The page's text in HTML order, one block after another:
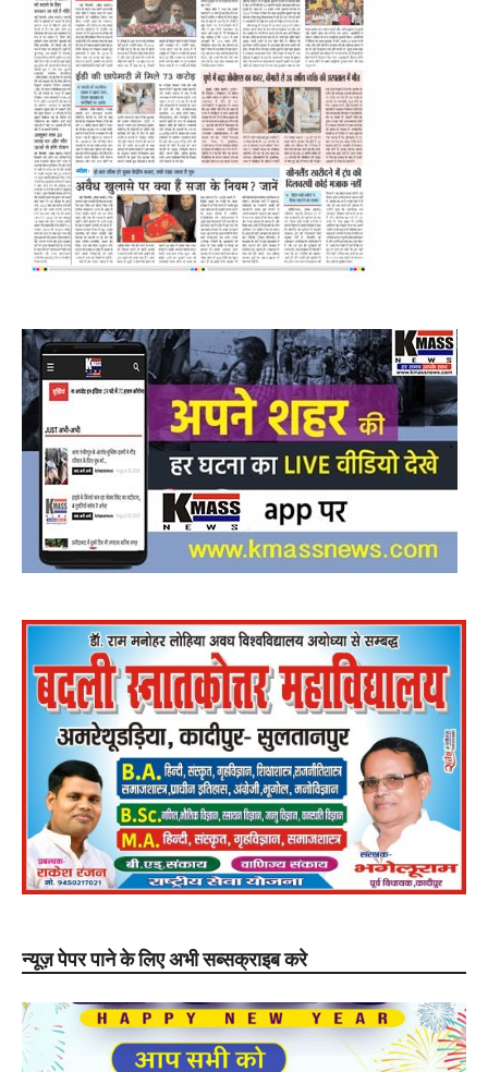
न्यूज़ पेपर पाने के लिए अभी सब्सक्राइब करे